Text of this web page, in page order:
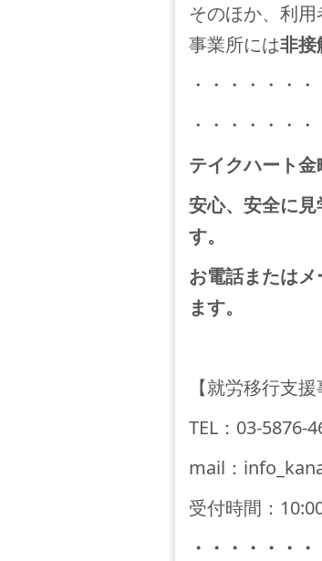
そのほか、利用
事業所には非接
・・・・・・
・・・・・・
テイクハート金
安心、安全に
す。
お電話または
ます。
【就労移行支
TEL ： 03-5876-
mail ：
受付時間：
・・・・・・